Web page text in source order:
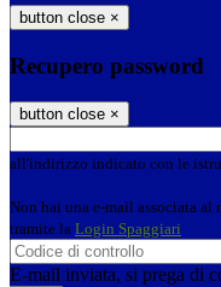
button close ×
Recupero password
button close ×
all'indirizzo indicato con le
Non hai una e-mail associata al
tramite la Login Spaggiari
E-mail inviata, si prega di